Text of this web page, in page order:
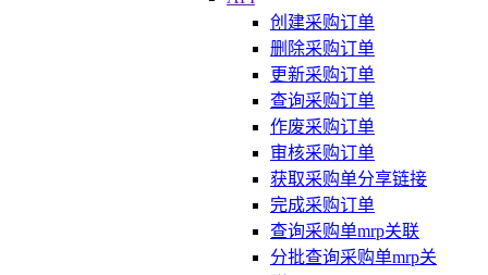
创建采购订单
删除采购订单
更新采购订单
查询采购订单
作废采购订单
审核采购订单
获取采购单分享链接
完成采购订单
查询采购单mrp关联
分批查询采购单mrp关